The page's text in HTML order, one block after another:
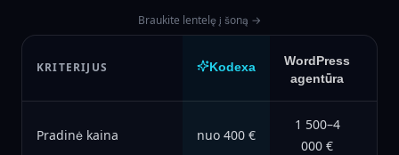
Braukite lentelę į šoną →
KRITERIJUS Kodexa
WordPress
agentūra
Pradinė kaina nuo 400 €
1 500–4
000 €